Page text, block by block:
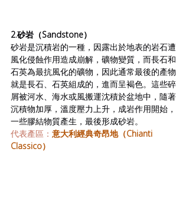
2.砂岩（Sandstone）
砂岩是沉積岩的一種，因露出於地表的岩石遭
風化侵蝕作用造成崩解，礦物變質，而長石和
石英為最抗風化的礦物，因此通常最後的產物
就是長石、石英組成的，進而呈褐色。這些碎
屑被河水、海水或風搬運沈積於盆地中，隨著
沉積物加厚，溫度壓力上升，成岩作用開始，
一些膠結物質產生，最後形成砂岩。
代表產區： 意大利經典奇昂地（Chianti
Classico）